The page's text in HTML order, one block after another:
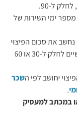
ימי השירות של
את סכום הפיצוי
היומי לפי תקופת עבודתו (חודש או חודשיים לחלק ל-30 או 60
יחושב לפי ה שכר
.
במכתב למעסיק